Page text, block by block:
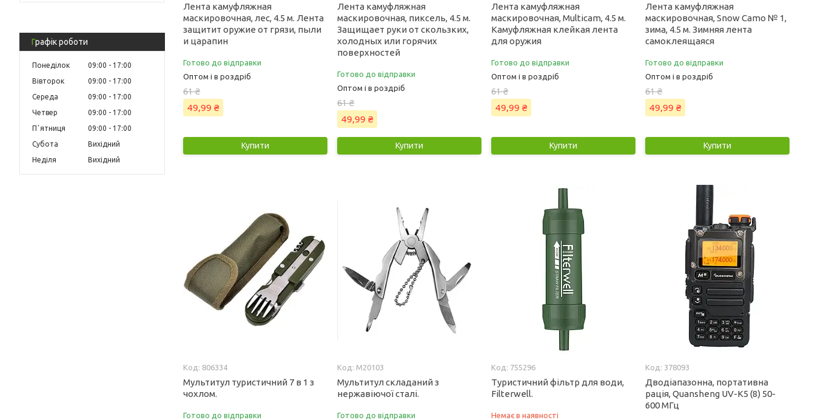
Графік роботи
Понеділок 09:00
17:00
Вівторок
09:00
17:00
Середа
09:00
17:00
Четвер
09:00
17:00
Пʼятниця
09:00
17:00
Субота
Вихідний
Неділя
Вихідний
Лента камуфляжная
маскировочная, лес, 4.5 м. Лента
защитит оружие от грязи, пыли
и царапин
Готово до відправки
Оптом і в роздріб
61 ₴
49,99 ₴
Купити
Лента камуфляжная
маскировочная, пиксель, 4.5 м.
Защищает руки от скользких,
холодных или горячих
поверхностей
Готово до відправки
Оптом і в роздріб
61 ₴
49,99 ₴
Купити
Лента камуфляжная
маскировочная, Multicam, 4.5 м.
Камуфляжная клейкая лента
для оружия
Готово до відправки
Оптом і в роздріб
61 ₴
49,99 ₴
Купити
Лента камуфляжная
маскировочная, Snow Camo № 1,
зима, 4.5 м. Зимняя лента
самоклеящаяся
Готово до відправки
Оптом і в роздріб
61 ₴
49,99 ₴
Купити
806334
Мультитул туристичний 7 в 1 з
чохлом.
Готово до відправки
M20103
Мультитул складаний з
нержавіючої сталі.
Готово до відправки
755296
Туристичний фільтр для води,
Filterwell.
Немає в наявності
378093
Дводіапазонна, портативна
рація, Quansheng UV-K5 (8) 50-
600 МГц